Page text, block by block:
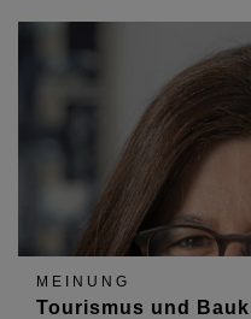
MEINUNG
Tourismus und